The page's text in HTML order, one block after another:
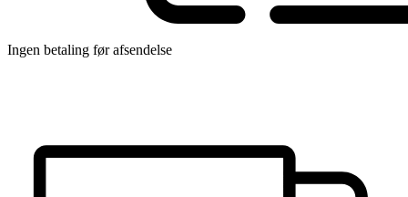
Ingen betaling før afsendelse